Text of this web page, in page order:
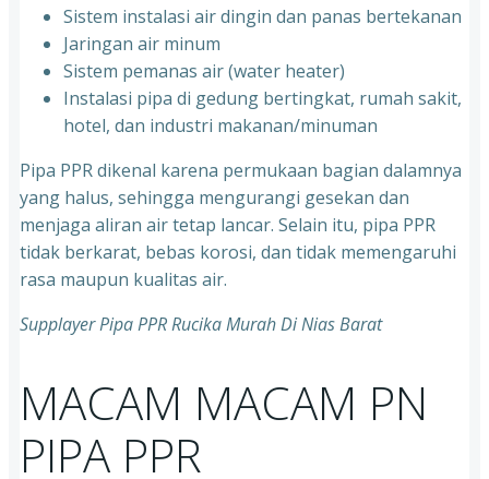
Sistem instalasi air dingin dan panas bertekanan
⁠Jaringan air minum
⁠Sistem pemanas air (water heater)
⁠Instalasi pipa di gedung bertingkat, rumah sakit,
hotel, dan industri makanan/minuman
Pipa PPR dikenal karena permukaan bagian dalamnya
yang halus, sehingga mengurangi gesekan dan
menjaga aliran air tetap lancar. Selain itu, pipa PPR
tidak berkarat, bebas korosi, dan tidak memengaruhi
rasa maupun kualitas air.
Supplayer Pipa PPR Rucika Murah Di Nias Barat
MACAM MACAM PN
PIPA PPR